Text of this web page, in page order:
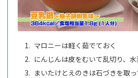
マロニーは軽く茹でておく
にんじんは皮をむいて乱切り、
まいたけとえのきは石づきを取